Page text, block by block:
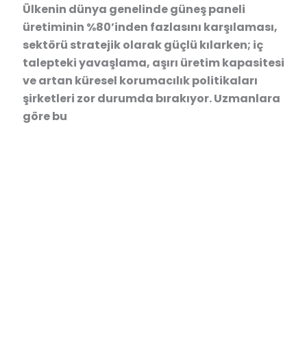
Ülkenin dünya genelinde güneş paneli
üretiminin %80’inden fazlasını karşılaması,
sektörü stratejik olarak güçlü kılarken; iç
talepteki yavaşlama, aşırı üretim kapasitesi
ve artan küresel korumacılık politikaları
şirketleri zor durumda bırakıyor. Uzmanlara
göre bu